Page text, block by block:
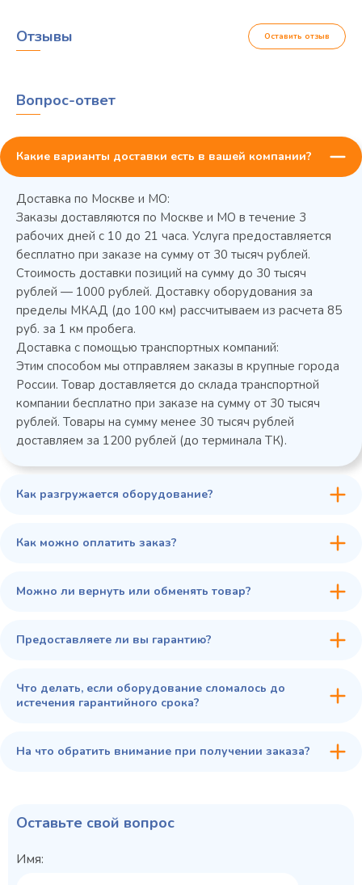
Колода разрубочная КР-5/5
45 900 ₽
Отзывы Оставить отзыв
Вопрос-ответ
Какие варианты доставки есть в вашей компании?
Доставка по Москве и МО:
Заказы доставляются по Москве и МО в течение 3
рабочих дней с 10 до 21 часа. Услуга предоставляется
бесплатно при заказе на сумму от 30 тысяч рублей.
Стоимость доставки позиций на сумму до 30 тысяч
рублей — 1000 рублей. Доставку оборудования за
пределы МКАД (до 100 км) рассчитываем из расчета 85
руб. за 1 км пробега.
Доставка с помощью транспортных компаний:
Этим способом мы отправляем заказы в крупные города
России. Товар доставляется до склада транспортной
компании бесплатно при заказе на сумму от 30 тысяч
рублей. Товары на сумму менее 30 тысяч рублей
доставляем за 1200 рублей (до терминала ТК).
Как разгружается оборудование?
Как можно оплатить заказ?
Можно ли вернуть или обменять товар?
Предоставляете ли вы гарантию?
Что делать, если оборудование сломалось до
истечения гарантийного срока?
На что обратить внимание при получении заказа?
Оставьте свой вопрос
Имя: